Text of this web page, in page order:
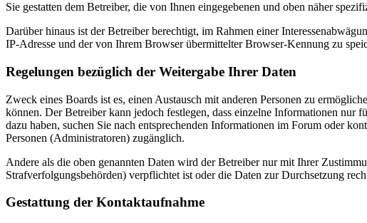
Sie gestatten dem Betreiber, die von Ihnen eingegebenen und oben näher
Darüber hinaus ist der Betreiber berechtigt, im Rahmen einer
IP-Adresse und der von Ihrem Browser übermittelter Browser-Kennung zu
Regelungen bezüglich der Weitergabe Ihrer Daten
Zweck eines Boards ist es, einen Austausch mit anderen Personen zu
können. Der Betreiber kann jedoch festlegen, dass einzelne Informationen nur
dazu haben, suchen Sie nach entsprechenden Informationen im Forum oder
Personen (Administratoren) zugänglich.
Andere als die oben genannten Daten wird der Betreiber nur mit Ihrer
Strafverfolgungsbehörden) verpflichtet ist oder die Daten zur Durchsetzung
Gestattung der Kontaktaufnahme